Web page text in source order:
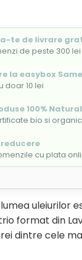
te de livrare
de peste 300 lei
la easybox
doar 10 lei
100%
bio si
reducere
cu plata
uleiurilor
format din
dintre cele